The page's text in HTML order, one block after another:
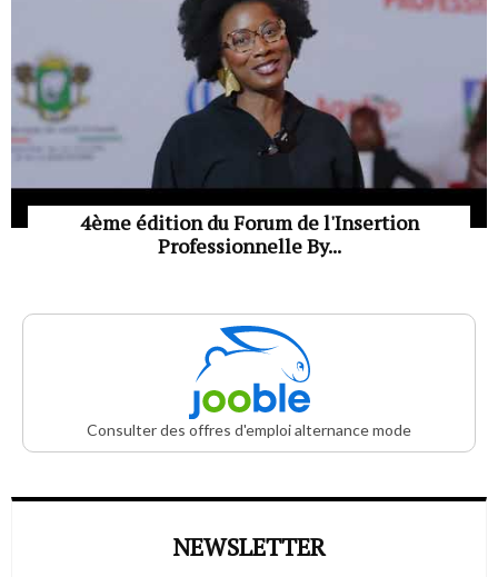
4ème édition du Forum de l'Insertion
Professionnelle By...
Consulter des offres d'emploi alternance mode
NEWSLETTER